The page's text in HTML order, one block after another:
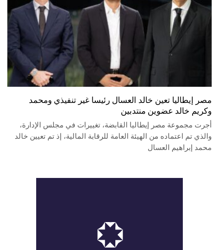
مصر إيطاليا تعين خالد العسال رئيسا غير تنفيذي ومحمد
وكريم خالد عضوين منتدبين
أجرت مجموعة مصر إيطاليا القابضة، تغييرات في مجلس الإدارة،
والذي تم اعتماده من الهيئة العامة للرقابة المالية، إذ تم تعيين خالد
محمد إبراهيم العسال